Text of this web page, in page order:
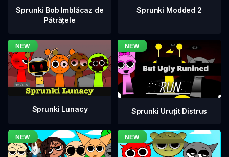
Sprunki Bob Imblăcaz de
Pătrățele
Sprunki Modded 2
Sprunki Lunacy Sprunki Uruțit Distrus